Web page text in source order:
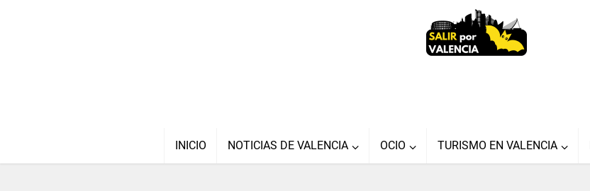
INICIO NOTICIAS DE VALENCIA OCIO TURISMO EN VALENCIA